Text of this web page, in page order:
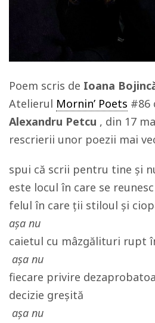
Poem scris de Ioana
Atelierul Mornin’ Poets #86
Alexandru Petcu , din 17
rescrierii unor poezii mai
spui că scrii pentru tine și
este locul în care se reunesc
felul în care ții stiloul și
așa nu
caietul cu mâzgălituri rupt
așa nu
fiecare privire
decizie greșită
așa nu